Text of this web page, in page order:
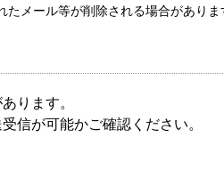
メール等が削除される場合がありま
ります。
信が可能かご確認ください。